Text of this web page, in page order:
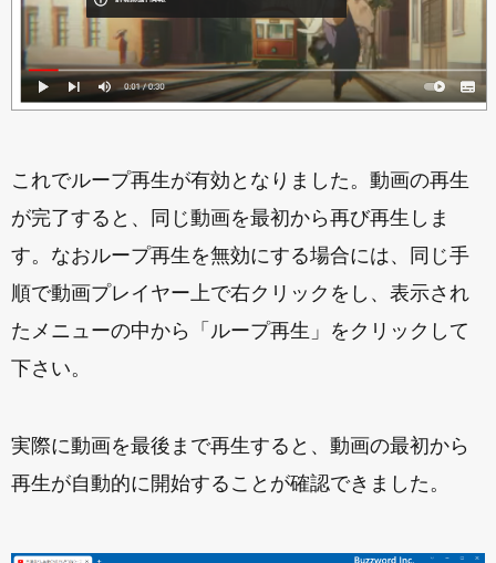
これでループ再生が有効となりました。動画の再生
が完了すると、同じ動画を最初から再び再生しま
す。なおループ再生を無効にする場合には、同じ手
順で動画プレイヤー上で右クリックをし、表示され
たメニューの中から「ループ再生」をクリックして
下さい。
実際に動画を最後まで再生すると、動画の最初から
再生が自動的に開始することが確認できました。